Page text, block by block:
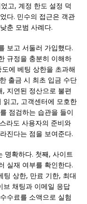
고, 계정 한도 설정 덕
다. 민수의 접근은 객관
춘 모범 사례다.
보고 서둘러 가입했다.
규정을 충분히 이해하
에 베팅 상한을 초과해
출금 시 최초 입금 수단
지연된 정산으로 불편
읽고, 고객센터에 모호한
점검하는 습관을 들이
라도 사용자의 준비와
진다는 점을 보여준다.
명확하다. 첫째, 사이트
실재 여부를 확인한다.
팅 상한, 만료 기한, 최대
브 채팅과 이메일 응답
수료를 소액으로 실험